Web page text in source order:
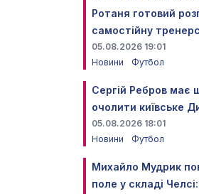
Ротаня готовий
самостійну
05.08.2026 19:01
Новини
Футбол
Сергій Ребров має
очолити київське
05.08.2026 18:01
Новини
Футбол
Михайло Мудрик
поле у складі